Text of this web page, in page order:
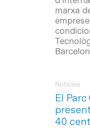
marxa
El
40
Notícies